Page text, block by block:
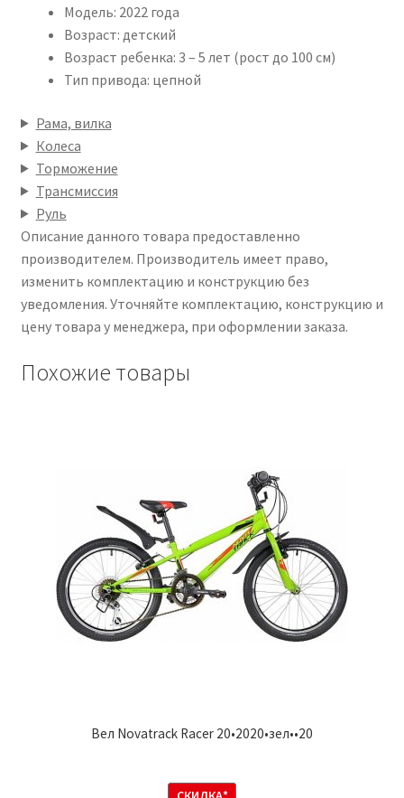
Модель: 2022 года
Возраст: детский
Возраст ребенка: 3 – 5 лет (рост до 100 см)
Тип привода: цепной
Рама, вилка
Колеса
Торможение
Трансмиссия
Руль
Описание данного товара предоставленно
производителем. Производитель имеет право,
изменить комплектацию и конструкцию без
уведомления. Уточняйте комплектацию, конструкцию и
цену товара у менеджера, при оформлении заказа.
Похожие товары
Вел Novatrack Racer 20•2020•зел••20